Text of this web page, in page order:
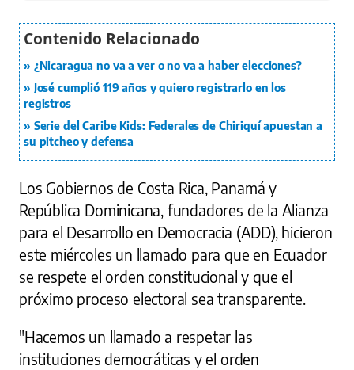
¿Nicaragua no va a ver o no va a haber elecciones?
José cumplió 119 años y quiero registrarlo en los
registros
Serie del Caribe Kids: Federales de Chiriquí apuestan a
su pitcheo y defensa
Los Gobiernos de Costa Rica, Panamá y
República Dominicana, fundadores de la Alianza
para el Desarrollo en Democracia (ADD), hicieron
este miércoles un llamado para que en Ecuador
se respete el orden constitucional y que el
próximo proceso electoral sea transparente.
"Hacemos un llamado a respetar las
instituciones democráticas y el orden